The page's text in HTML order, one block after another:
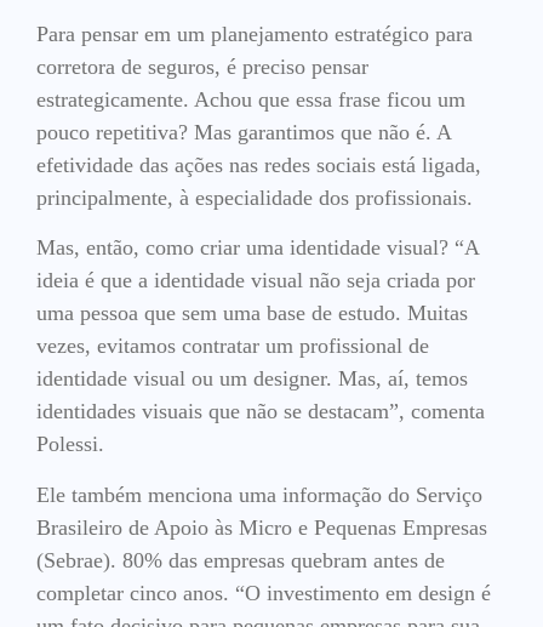
Para pensar em um planejamento estratégico para
corretora de seguros, é preciso pensar
estrategicamente. Achou que essa frase ficou um
pouco repetitiva? Mas garantimos que não é. A
efetividade das ações nas redes sociais está ligada,
principalmente, à especialidade dos profissionais.
Mas, então, como criar uma identidade visual? “A
ideia é que a identidade visual não seja criada por
uma pessoa que sem uma base de estudo. Muitas
vezes, evitamos contratar um profissional de
identidade visual ou um designer. Mas, aí, temos
identidades visuais que não se destacam”, comenta
Polessi.
Ele também menciona uma informação do Serviço
Brasileiro de Apoio às Micro e Pequenas Empresas
(Sebrae). 80% das empresas quebram antes de
completar cinco anos. “O investimento em design é